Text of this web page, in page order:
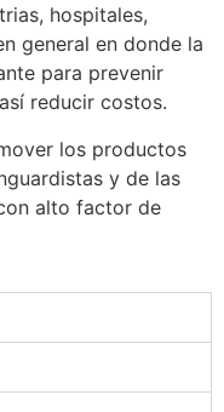
hospitales,
general en donde la
para prevenir
reducir costos.
los productos
y de las
alto factor de